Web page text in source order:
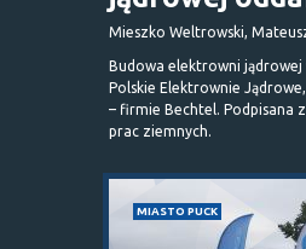
Mieszko Weltrowski,
Budowa elektrowni jądrowej
Polskie Elektrownie
– firmie Bechtel. Podpisana
prac ziemnych.
MIASTO PUCK